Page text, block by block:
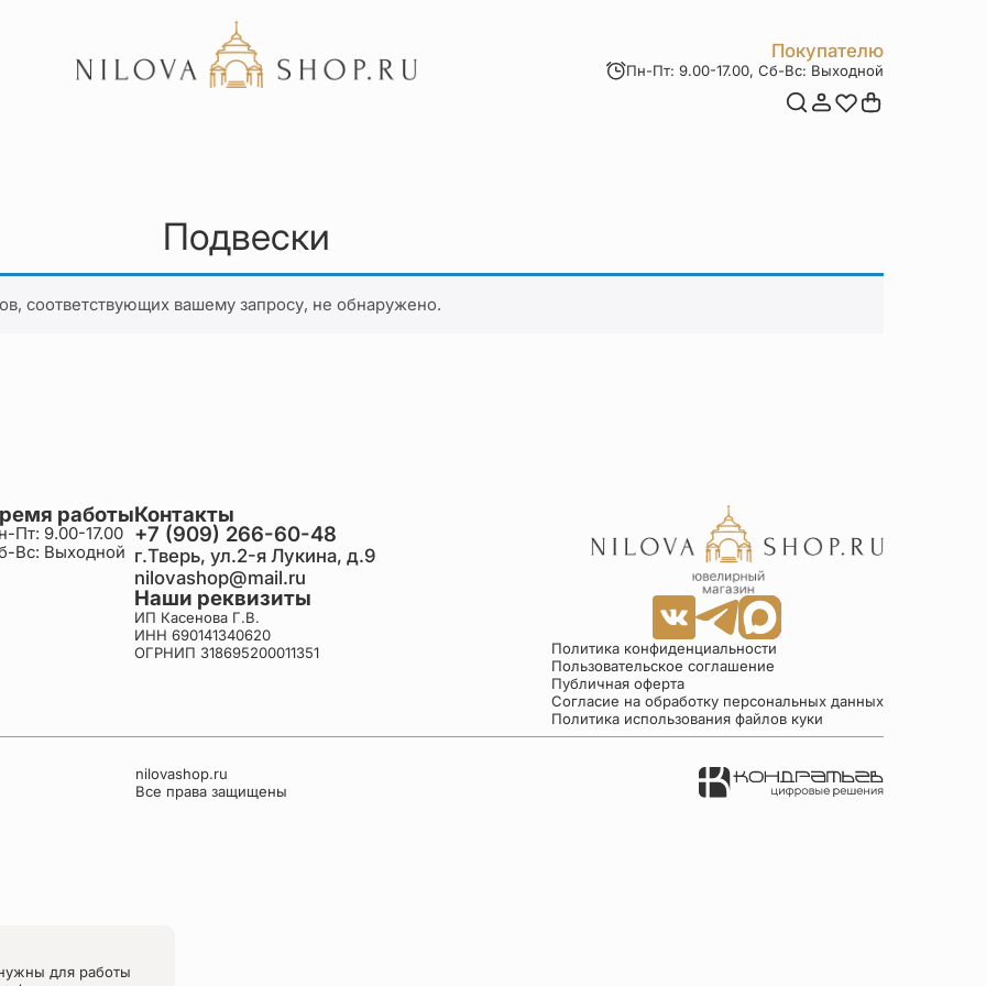
Покупателю
Пн-Пт: 9.00-17.00, Сб-Вс: Выходной
Подвески
соответствующих вашему запросу, не обнаружено.
работы
Пт: 9.00-17.00
Вс: Выходной
Контакты
+7 (909) 266-60-48
г.Тверь, ул.2-я Лукина, д.9
nilovashop@mail.ru
Наши реквизиты
ИП Касенова Г.В.
ИНН 690141340620
ОГРНИП 318695200011351
Политика конфиденциальности
Пользовательское соглашение
Публичная оферта
Согласие на обработку персональных данных
Политика использования файлов куки
nilovashop.ru
Все права защищены
для работы